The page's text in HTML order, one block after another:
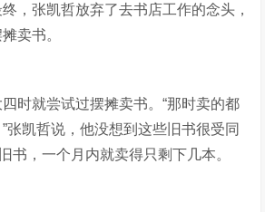
，张凯哲放弃了去书店工作的念头，
卖书。
时就尝试过摆摊卖书。“那时卖的都
张凯哲说，他没想到这些旧书很受同
书，一个月内就卖得只剩下几本。